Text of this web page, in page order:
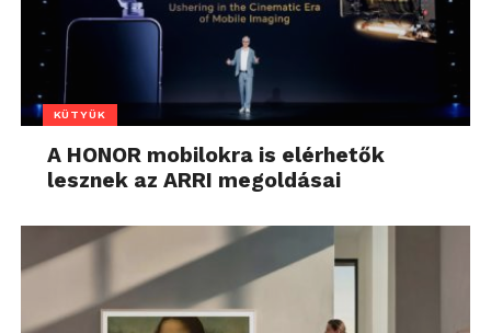
KÜTYÜK
A HONOR mobilokra is elérhetők
lesznek az ARRI megoldásai